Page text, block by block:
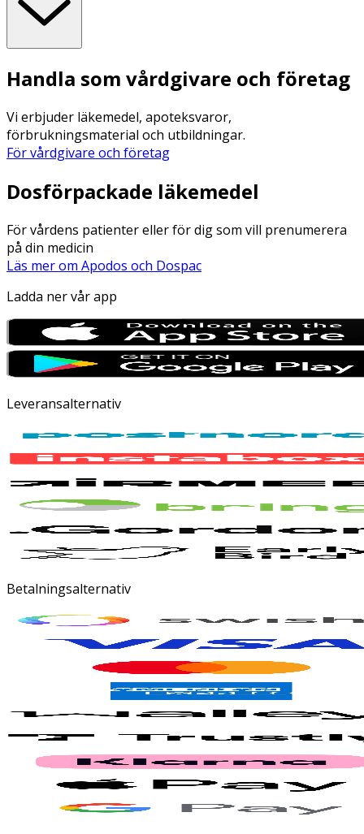
Handla som vårdgivare och företag
Vi erbjuder läkemedel, apoteksvaror,
förbrukningsmaterial och utbildningar.
För vårdgivare och företag
Dosförpackade läkemedel
För vårdens patienter eller för dig som vill prenumerera
på din medicin
Läs mer om Apodos och Dospac
Ladda ner vår app
Leveransalternativ
Betalningsalternativ